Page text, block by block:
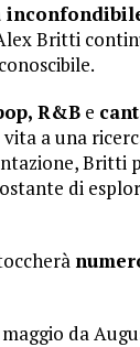
Britti
R&B e
a una
Britti
di
da